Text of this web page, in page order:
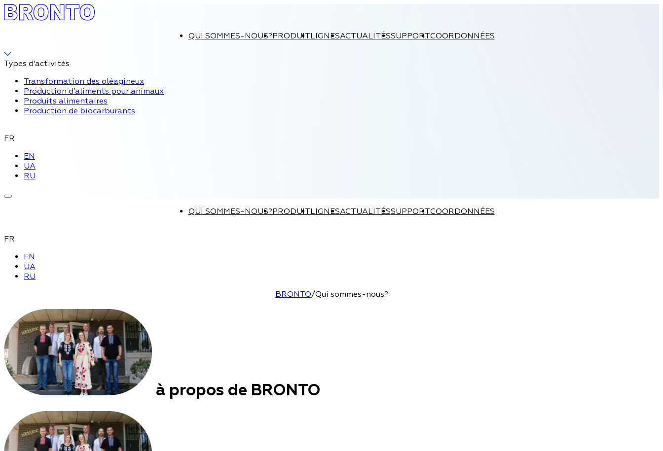
QUI SOMMES-NOUS?PRODUITLIGNESACTUALITÉSSUPPORTCOORDONNÉES
Types d'activités
Transformation des oléagineux
Production d’aliments pour animaux
Produits alimentaires
Production de biocarburants
FR
EN
UA
RU
QUI SOMMES-NOUS?PRODUITLIGNESACTUALITÉSSUPPORTCOORDONNÉES
FR
EN
UA
RU
BRONTO/Qui sommes-nous?
à propos de BRONTO